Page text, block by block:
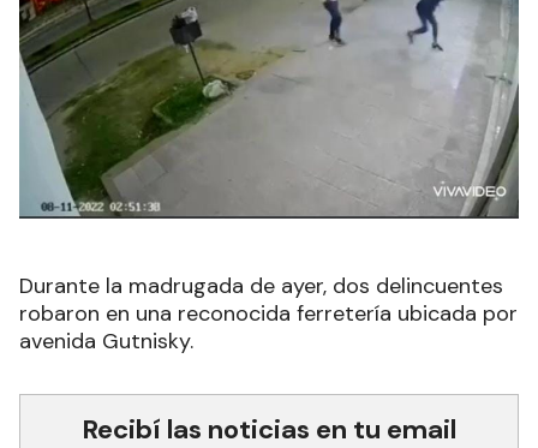
Durante la madrugada de ayer, dos delincuentes
robaron en una reconocida ferretería ubicada por
avenida Gutnisky.
Recibí las noticias en tu email